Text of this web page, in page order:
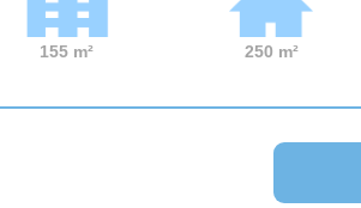
155 m² 250 m²